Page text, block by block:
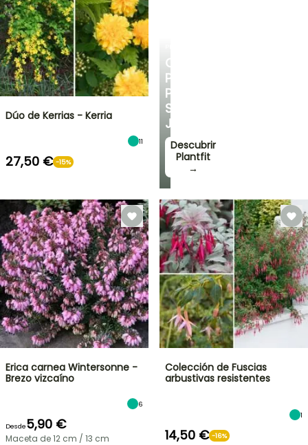
CONSEJOS
PERSONALIZADOS
PARA
SU
JARDÍN
Descubrir
Plantfit
→
Dúo de Kerrias - Kerria
11
27,50 € -15%
Erica carnea Wintersonne -
Brezo vizcaíno
6
Desde5,90 €
Maceta de 12 cm / 13 cm
Colección de Fuscias
arbustivas resistentes
1
14,50 € -16%